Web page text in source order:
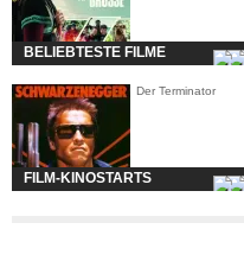
BELIEBTESTE FILME
Der Terminator
FILM-KINOSTARTS